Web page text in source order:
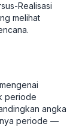
Realisasi
melihat
periode
angka
periode —